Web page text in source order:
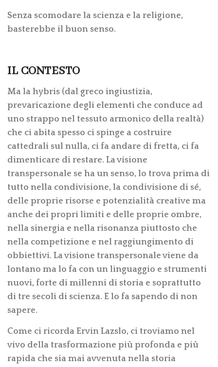
Senza scomodare la scienza e la religione,
basterebbe il buon senso.
IL CONTESTO
Ma la hybris (dal greco ingiustizia,
prevaricazione degli elementi che conduce ad
uno strappo nel tessuto armonico della realtà)
che ci abita spesso ci spinge a costruire
cattedrali sul nulla, ci fa andare di fretta, ci fa
dimenticare di restare. La visione
transpersonale se ha un senso, lo trova prima di
tutto nella condivisione, la condivisione di sé,
delle proprie risorse e potenzialità creative ma
anche dei propri limiti e delle proprie ombre,
nella sinergia e nella risonanza piuttosto che
nella competizione e nel raggiungimento di
obbiettivi. La visione transpersonale viene da
lontano ma lo fa con un linguaggio e strumenti
nuovi, forte di millenni di storia e soprattutto
di tre secoli di scienza. E lo fa sapendo di non
sapere.
Come ci ricorda Ervin Lazslo, ci troviamo nel
vivo della trasformazione più profonda e più
rapida che sia mai avvenuta nella storia